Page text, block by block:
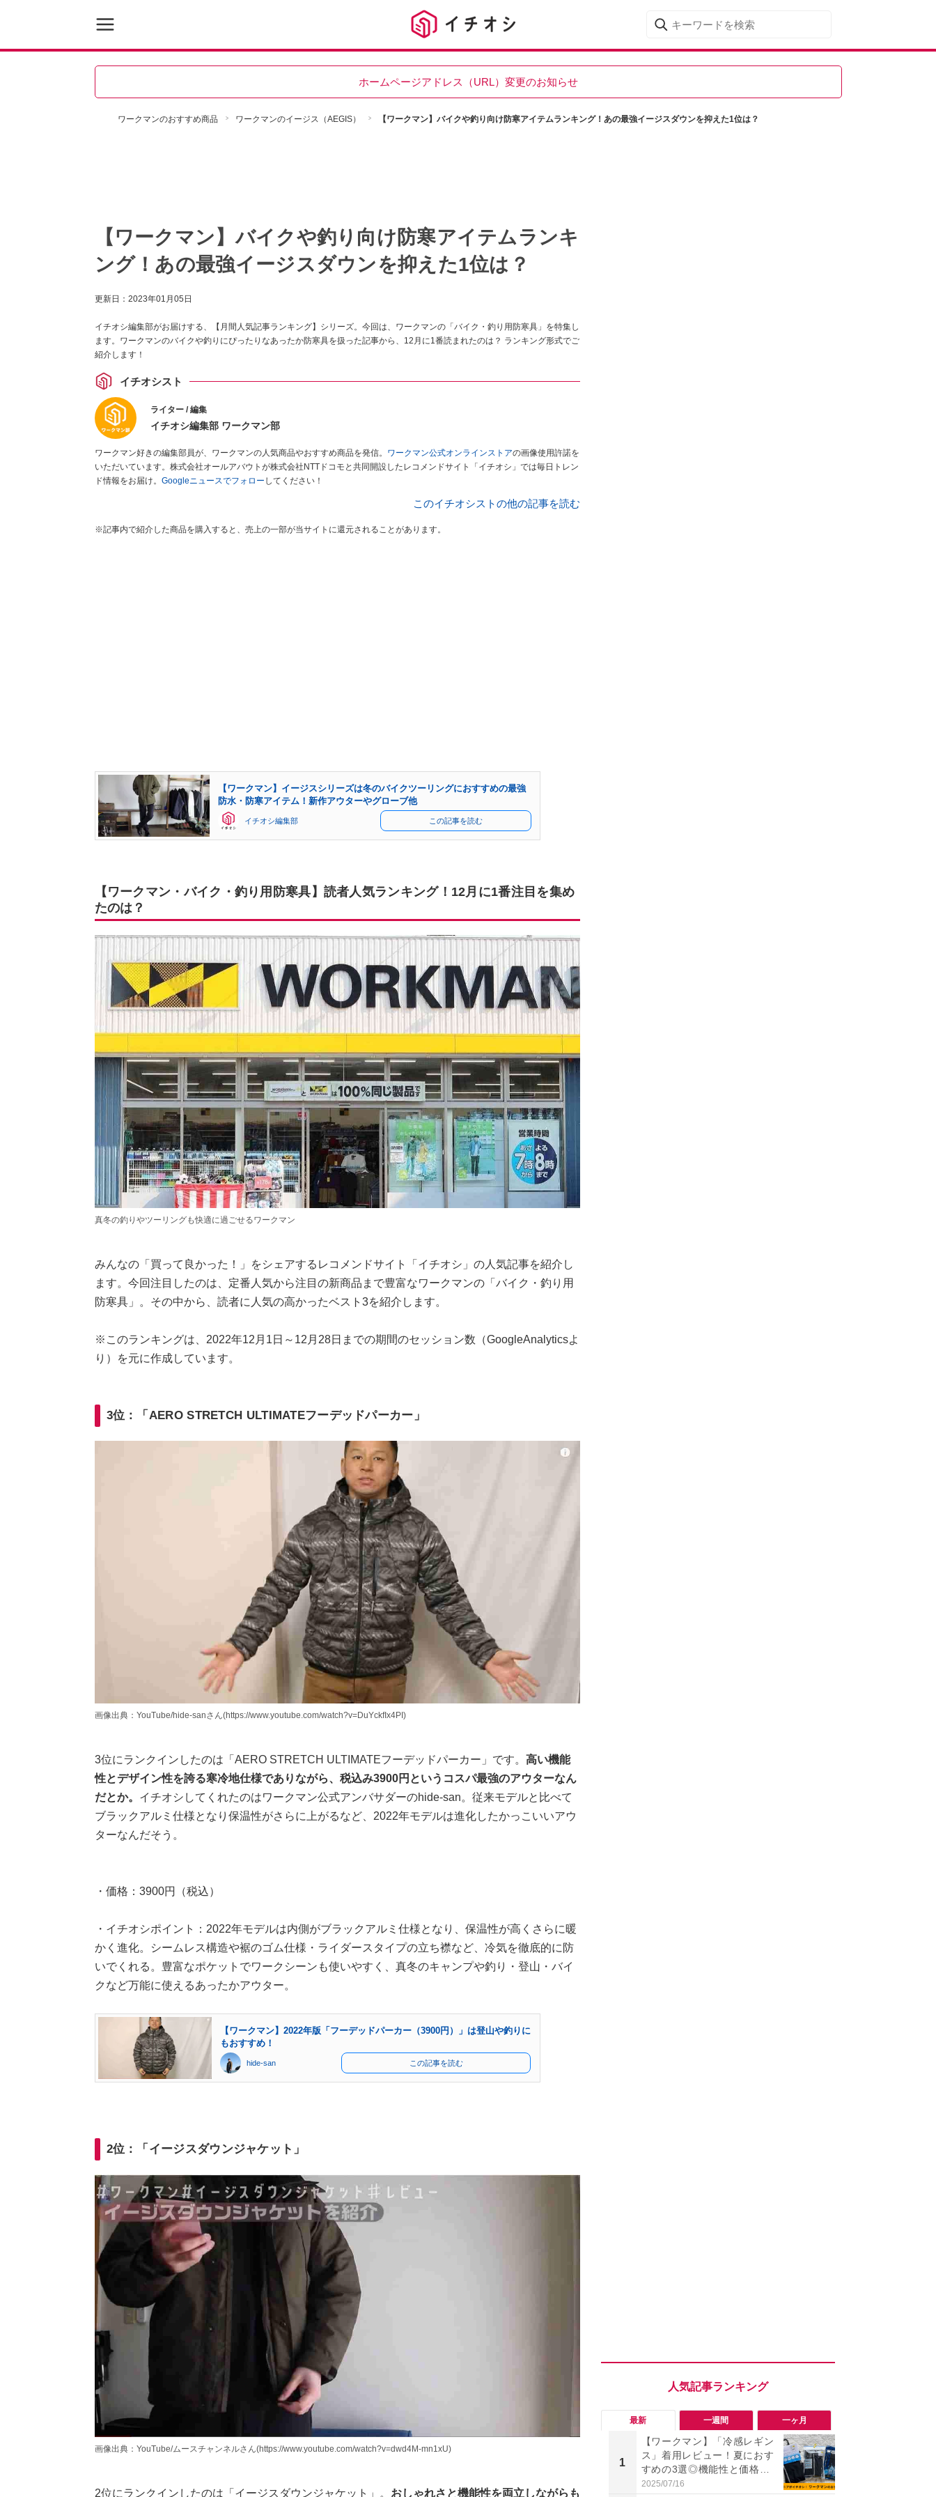
ホームページアドレス（URL）変更のお知らせ
ワークマンのおすすめ商品 ワークマンのイージス（AEGIS） 【ワークマン】バイクや釣り向け防寒アイテムランキング！あの最強イージスダウンを抑えた1位は？
【ワークマン】バイクや釣り向け防寒アイテムランキ
ング！あの最強イージスダウンを抑えた1位は？
更新日： 2023年01月05日
イチオシ編集部がお届けする、【月間人気記事ランキング】シリーズ。今回は、ワークマンの「バイク・釣り用防寒具」を特集し
ます。ワークマンのバイクや釣りにぴったりなあったか防寒具を扱った記事から、12月に1番読まれたのは？ ランキング形式でご
紹介します！
イチオシスト
ライター / 編集
イチオシ編集部 ワークマン部
ワークマン好きの編集部員が、ワークマンの人気商品やおすすめ商品を発信。 ワークマン公式オンラインストアの画像使用許諾を
いただいています。株式会社オールアバウトが株式会社NTTドコモと共同開設したレコメンドサイト「イチオシ」では毎日トレン
ド情報をお届け。 Googleニュースでフォロー してください！
このイチオシストの他の記事を読む
※記事内で紹介した商品を購入すると、売上の一部が当サイトに還元されることがあります。
【ワークマン】イージスシリーズは冬のバイクツーリングにおすすめの最強
防水・防寒アイテム！新作アウターやグローブ他
イチオシ編集部 この記事を読む
【ワークマン・バイク・釣り用防寒具】読者人気ランキング！12月に1番注目を集め
たのは？
真冬の釣りやツーリングも快適に過ごせるワークマン
みんなの「買って良かった！」をシェアするレコメンドサイト「イチオシ」の人気記事を紹介し
ます。今回注目したのは、定番人気から注目の新商品まで豊富なワークマンの「バイク・釣り用
防寒具」。その中から、読者に人気の高かったベスト3を紹介します。
※このランキングは、2022年12月1日～12月28日までの期間のセッション数（GoogleAnalyticsよ
り）を元に作成しています。
3位：「AERO STRETCH ULTIMATEフーデッドパーカー」
画像出典：YouTube/hide-sanさん(https://www.youtube.com/watch?v=DuYckfIx4PI)
3位にランクインしたのは「AERO STRETCH ULTIMATEフーデッドパーカー」です。 高い機能
性とデザイン性を誇る寒冷地仕様でありながら、税込み3900円というコスパ最強のアウターなん
だとか。 イチオシしてくれたのはワークマン公式アンバサダーのhide-san。従来モデルと比べて
ブラックアルミ仕様となり保温性がさらに上がるなど、2022年モデルは進化したかっこいいアウ
ターなんだそう。
・価格：3900円（税込）
・イチオシポイント：2022年モデルは内側がブラックアルミ仕様となり、保温性が高くさらに暖
かく進化。シームレス構造や裾のゴム仕様・ライダースタイプの立ち襟など、冷気を徹底的に防
いでくれる。豊富なポケットでワークシーンも使いやすく、真冬のキャンプや釣り・登山・バイ
クなど万能に使えるあったかアウター。
【ワークマン】2022年版「フーデッドパーカー（3900円）」は登山や釣りに
もおすすめ！
hide-san この記事を読む
2位：「イージスダウンジャケット」
画像出典：YouTube/ムースチャンネルさん(https://www.youtube.com/watch?v=dwd4M-mn1xU)
2位にランクインしたのは「イージスダウンジャケット」。 おしゃれさと機能性を両立しながらも
最新 一週間 一ヶ月
1
【ワークマン】「冷感レギン
ス」着用レビュー！夏におす
すめの3選◎機能性と価格比
較
2025/07/16